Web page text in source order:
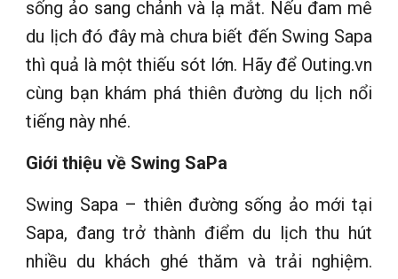
sống ảo sang chảnh và lạ mắt. Nếu đam mê
du lịch đó đây mà chưa biết đến Swing Sapa
thì quả là một thiếu sót lớn. Hãy để Outing.vn
cùng bạn khám phá thiên đường du lịch nổi
tiếng này nhé.
Giới thiệu về Swing SaPa
Swing Sapa – thiên đường sống ảo mới tại
Sapa, đang trở thành điểm du lịch thu hút
nhiều du khách ghé thăm và trải nghiệm.